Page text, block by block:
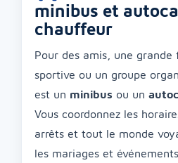
minibus et
chauffeur
Pour des amis, une
sportive ou un groupe
est un minibus ou un
Vous coordonnez les
arrêts et tout le monde
les mariages et